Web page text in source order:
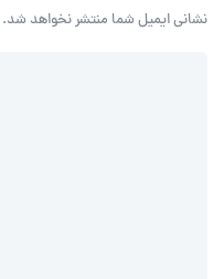
نشانی ایمیل شما منتشر نخواهد شد.